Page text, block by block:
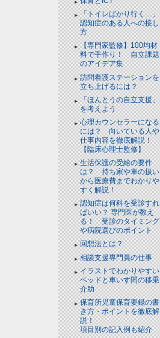
「トイレばかり行く…」
認知症のある人への接し
方
【専門家監修】100均材
料で手作り！ 自立課題
のアイデア集
訪問看護ステーションを
立ち上げるには？
「ほんとうの自立支援」
を考えよう
心理カウンセラーになる
には？ 向いている人や
仕事内容を徹底解説！
【臨床心理士監修】
生活保護の受給の要件
は？ 持ち家や車の扱い
から医療費までわかりや
すく解説！
認知症は何科を受診すれ
ばいい？ 専門医が教え
る！ 受診のタイミング
や病院選びのポイント
回想法とは？
相談支援専門員の仕事
イラストでわかりやすい
ベッドと⾞いす間の移乗
介助
保育所児童保育要録の書
き方・ポイントを徹底解
説！
項目別の記入例も紹介